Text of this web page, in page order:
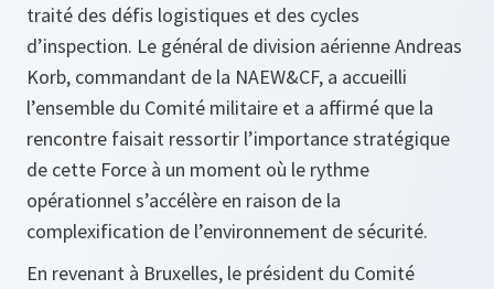
traité des défis logistiques et des cycles
d’inspection. Le général de division aérienne Andreas
Korb, commandant de la NAEW&CF, a accueilli
l’ensemble du Comité militaire et a affirmé que la
rencontre faisait ressortir l’importance stratégique
de cette Force à un moment où le rythme
opérationnel s’accélère en raison de la
complexification de l’environnement de sécurité.
En revenant à Bruxelles, le président du Comité